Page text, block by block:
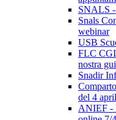
SNALS -
Snals
webinar
USB
FLC
nostra
Snadir
del 4
ANIEF -